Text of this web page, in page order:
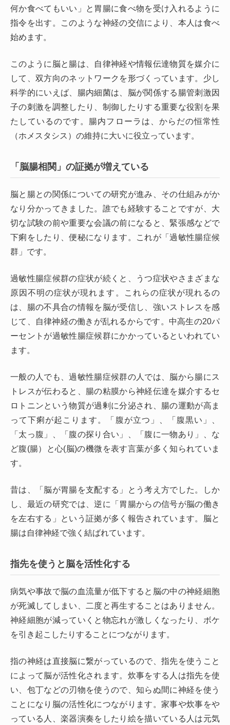
何か食べてもいい」と胃腸に食べ物を受け入れるように
指令を出す。このような神経の交信により、本人は食べ
始めます。
このように脳と腸は、自律神経や情報伝達物質を媒介に
して、双方向のネットワークを形づくっています。少し
科学的にいえば、腸内細菌は、脳が関係する腸管刺激因
子の刺激を調整したり、制御したりする重要な役割を果
たしているのです。腸内フローラは、からだの恒常性
（ホメスタシス）の維持に大いに役立っています。
「脳腸相関」の証拠が増えている
脳と腸との関係についての研究が進み、その仕組みがか
なり分かってきました。誰でも経験することですが、大
切な試験の前や重要な会議の前になると、緊張感などで
下痢をしたり、便秘になります。これが「過敏性腸症候
群」です。
過敏性腸症候群の症状が続くと、うつ症状やさまざまな
原因不明の症状が現れます。これらの症状が現れるの
は、腸の不具合の情報を脳が受信し、強いストレスを感
じて、自律神経の働きが乱れるからです。中高生の20パ
ーセントが過敏性腸症候群にかかっているといわれてい
ます。
一般の人でも、過敏性腸症候群の人では、脳から腸にス
トレスが伝わると、腸の粘膜から神経伝達を媒介するセ
ロトニンという物質が過剰に分泌され、腸の運動が高ま
って下痢が起こります。「腹が立つ」、「腹黒い」、
「太っ腹」、「腹の探り合い」、「腹に一物あり」、な
ど腹(腸）と心(脳)の機微を表す言葉が多く知られていま
す。
昔は、「脳が胃腸を支配する」とう考え方でした。しか
し、最近の研究では、逆に「胃腸からの信号が脳の働き
を左右する」という証拠が多く報告されています。脳と
腸は自律神経で強く結ばれています。
指先を使うと脳を活性化する
病気や事故で脳の血流量が低下すると脳の中の神経細胞
が死滅してしまい、二度と再生することはありません。
神経細胞が減っていくと物忘れが激しくなったり、ボケ
を引き起こしたりすることにつながります。
指の神経は直接脳に繋がっているので、指先を使うこと
によって脳が活性化されます。炊事をする人は指先を使
い、包丁などの刃物を使うので、知らぬ間に神経を使う
ことになり脳の活性化につながります。家事や炊事をや
っている人、楽器演奏をしたり絵を描いている人は元気